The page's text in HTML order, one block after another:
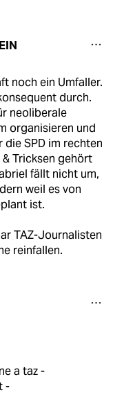
noch ein Umfaller.
durch.
neoliberale
organisieren und
SPD im rechten
Tricksen gehört
fällt nicht um,
weil es von
ist.
TAZ-Journalisten
reinfallen.
a taz -
-